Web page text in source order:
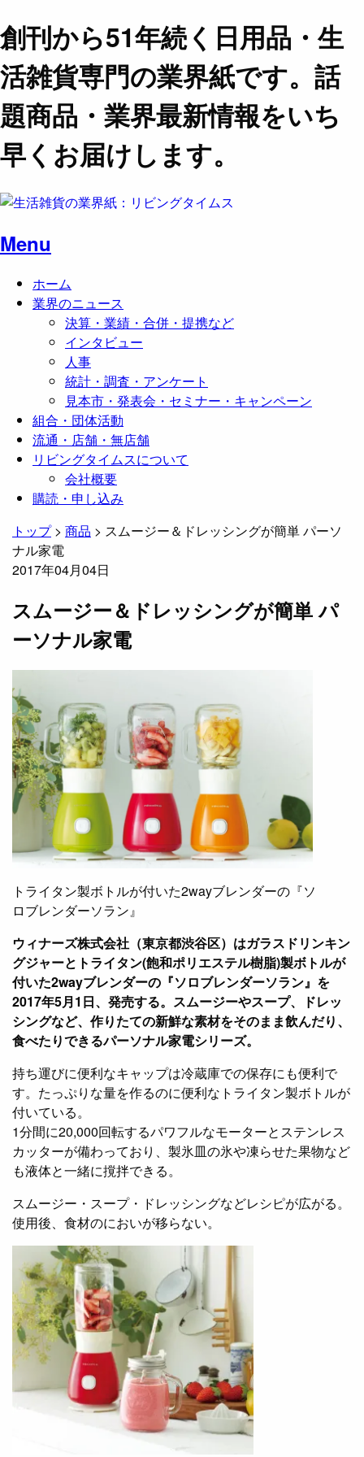
創刊から51年続く日用品・生
活雑貨専門の業界紙です。話
題商品・業界最新情報をいち
早くお届けします。
Menu
ホーム
業界のニュース
決算・業績・合併・提携など
インタビュー
人事
統計・調査・アンケート
見本市・発表会・セミナー・キャンペーン
組合・団体活動
流通・店舗・無店舗
リビングタイムスについて
会社概要
購読・申し込み
トップ> 商品 > スムージー＆ドレッシングが簡単 パーソ
ナル家電
2017年04月04日
スムージー＆ドレッシングが簡単 パ
ーソナル家電
トライタン製ボトルが付いた2wayブレンダーの『ソ
ロブレンダーソラン』
ウィナーズ株式会社（東京都渋谷区）はガラスドリンキン
グジャーとトライタン(飽和ポリエステル樹脂)製ボトルが
付いた2wayブレンダーの『ソロブレンダーソラン』を
2017年5月1日、発売する。スムージーやスープ、ドレッ
シングなど、作りたての新鮮な素材をそのまま飲んだり、
食べたりできるパーソナル家電シリーズ。
持ち運びに便利なキャップは冷蔵庫での保存にも便利で
す。たっぷりな量を作るのに便利なトライタン製ボトルが
付いている。
1分間に20,000回転するパワフルなモーターとステンレス
カッターが備わっており、製氷皿の氷や凍らせた果物など
も液体と一緒に撹拌できる。
スムージー・スープ・ドレッシングなどレシピが広がる。
使用後、食材のにおいが移らない。